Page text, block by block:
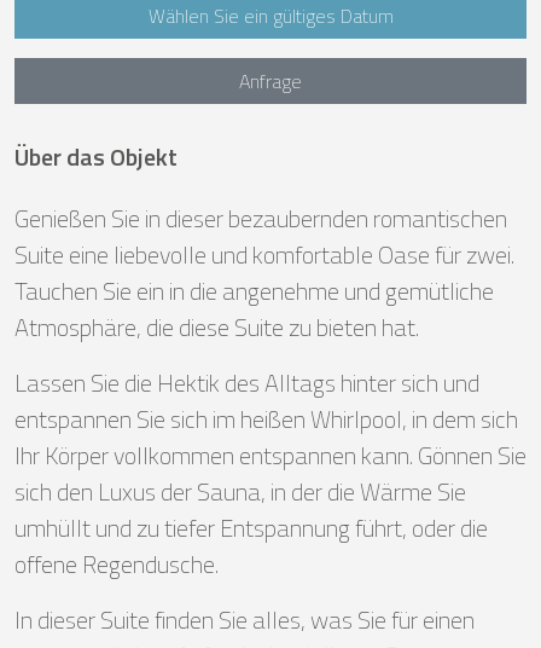
Wählen Sie ein gültiges Datum
Anfrage
Über das Objekt
Genießen Sie in dieser bezaubernden romantischen
Suite eine liebevolle und komfortable Oase für zwei.
Tauchen Sie ein in die angenehme und gemütliche
Atmosphäre, die diese Suite zu bieten hat.
Lassen Sie die Hektik des Alltags hinter sich und
entspannen Sie sich im heißen Whirlpool, in dem sich
Ihr Körper vollkommen entspannen kann. Gönnen Sie
sich den Luxus der Sauna, in der die Wärme Sie
umhüllt und zu tiefer Entspannung führt, oder die
offene Regendusche.
In dieser Suite finden Sie alles, was Sie für einen